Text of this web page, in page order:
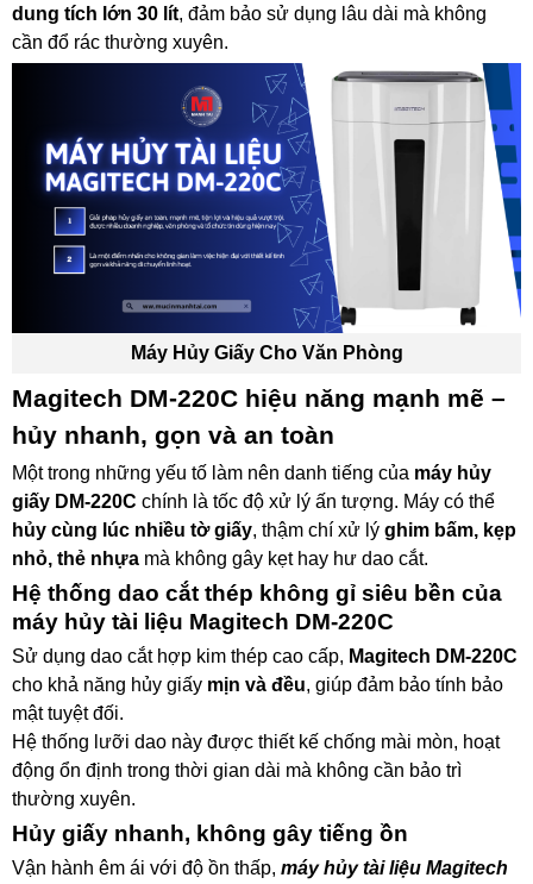
dung tích lớn 30 lít, đảm bảo sử dụng lâu dài mà không
cần đổ rác thường xuyên.
Máy Hủy Giấy Cho Văn Phòng
Magitech DM-220C hiệu năng mạnh mẽ –
hủy nhanh, gọn và an toàn
Một trong những yếu tố làm nên danh tiếng của máy hủy
giấy DM-220C chính là tốc độ xử lý ấn tượng. Máy có thể
hủy cùng lúc nhiều tờ giấy, thậm chí xử lý ghim bấm, kẹp
nhỏ, thẻ nhựa mà không gây kẹt hay hư dao cắt.
Hệ thống dao cắt thép không gỉ siêu bền của
máy hủy tài liệu Magitech DM-220C
Sử dụng dao cắt hợp kim thép cao cấp, Magitech DM-220C
cho khả năng hủy giấy mịn và đều, giúp đảm bảo tính bảo
mật tuyệt đối.
Hệ thống lưỡi dao này được thiết kế chống mài mòn, hoạt
động ổn định trong thời gian dài mà không cần bảo trì
thường xuyên.
Hủy giấy nhanh, không gây tiếng ồn
Vận hành êm ái với độ ồn thấp, máy hủy tài liệu Magitech